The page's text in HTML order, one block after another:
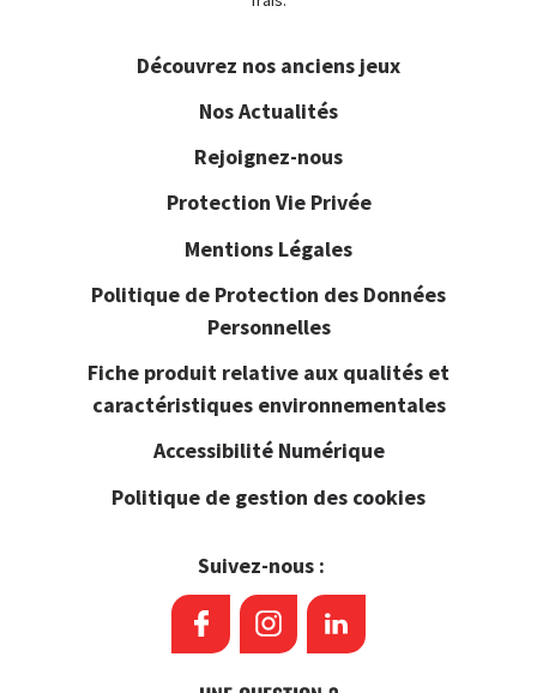
Découvrez nos anciens jeux
Nos Actualités
Rejoignez-nous
Protection Vie Privée
Mentions Légales
Politique de Protection des Données
Personnelles
Fiche produit relative aux qualités et
caractéristiques environnementales
Accessibilité Numérique
Politique de gestion des cookies
Suivez-nous :